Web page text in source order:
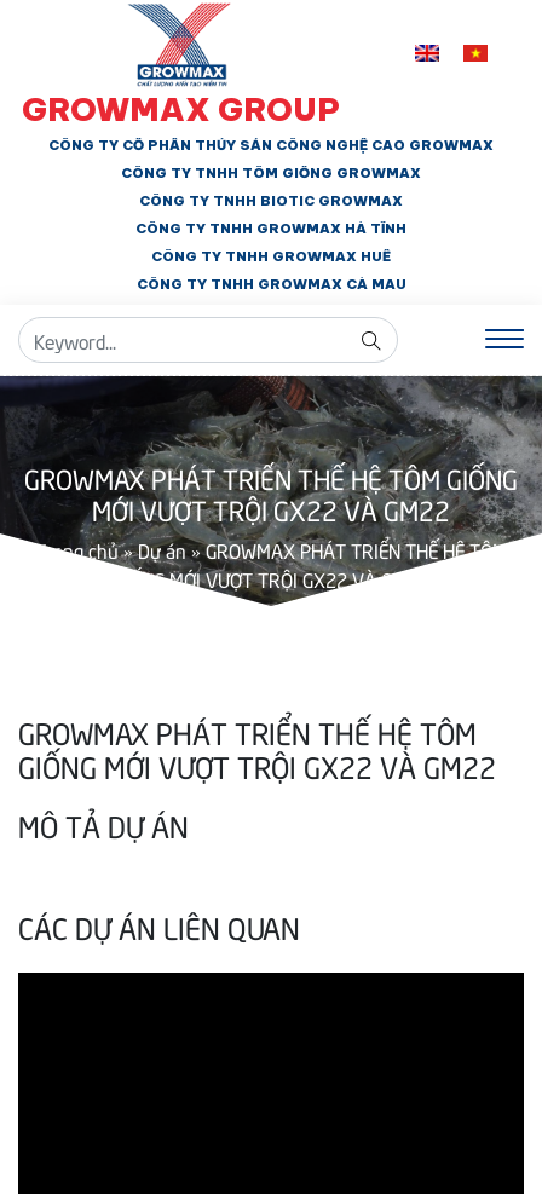
GROWMAX GROUP
CÔNG TY CỔ PHẦN THỦY SẢN CÔNG NGHỆ CAO GROWMAX
CÔNG TY TNHH TÔM GIỐNG GROWMAX
CÔNG TY TNHH BIOTIC GROWMAX
CÔNG TY TNHH GROWMAX HÀ TĨNH
CÔNG TY TNHH GROWMAX HUẾ
CÔNG TY TNHH GROWMAX CÀ MAU
GROWMAX PHÁT TRIỂN THẾ HỆ TÔM GIỐNG
MỚI VƯỢT TRỘI GX22 VÀ GM22
Trang chủ»Dự án»GROWMAX PHÁT TRIỂN THẾ HỆ TÔM
GIỐNG MỚI VƯỢT TRỘI GX22 VÀ GM22
GROWMAX PHÁT TRIỂN THẾ HỆ TÔM
GIỐNG MỚI VƯỢT TRỘI GX22 VÀ GM22
MÔ TẢ DỰ ÁN
CÁC DỰ ÁN LIÊN QUAN